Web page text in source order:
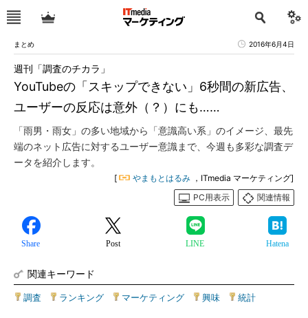
まとめ 2016年6月4日
YouTubeの「スキップできない」6秒間の新広告、
ユーザーの反応は意外（？）にも……
週刊「調査のチカラ」
「雨男・雨女」の多い地域から「意識高い系」のイメージ、最先
端のネット広告に対するユーザー意識まで、今週も多彩な調査デ
ータを紹介します。
[ やまもとはるみ ，ITmedia マーケティング]
PC用表示
関連情報
Share Post LINE Hatena
関連キーワード
調査 ランキング マーケティング 興味 統計